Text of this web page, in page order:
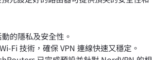
的隱私及安全性。
Fi 技術，確保 VPN 連線快速又穩定。